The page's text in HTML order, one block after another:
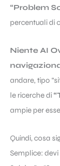
“Problem
percentuali di
Niente AI
andare, tipo
le ricerche di
ampie per
Quindi, cosa
Semplice: